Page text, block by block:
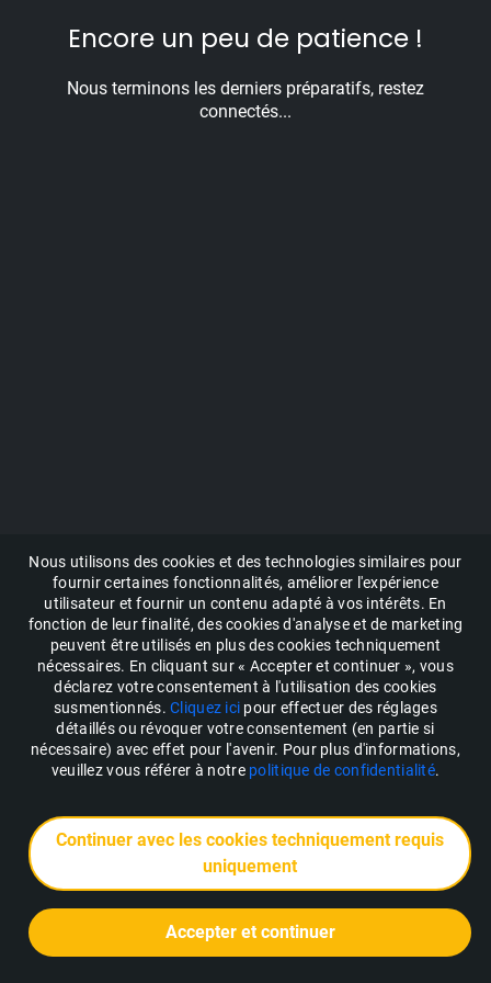
Encore un peu de patience !
Nous terminons les derniers préparatifs, restez
connectés...
Nous utilisons des cookies et des technologies similaires pour
fournir certaines fonctionnalités, améliorer l'expérience
utilisateur et fournir un contenu adapté à vos intérêts. En
fonction de leur finalité, des cookies d'analyse et de marketing
peuvent être utilisés en plus des cookies techniquement
nécessaires. En cliquant sur « Accepter et continuer », vous
déclarez votre consentement à l'utilisation des cookies
susmentionnés.Cliquez ici pour effectuer des réglages
détaillés ou révoquer votre consentement (en partie si
nécessaire) avec effet pour l'avenir. Pour plus d'informations,
veuillez vous référer à notre politique de confidentialité.